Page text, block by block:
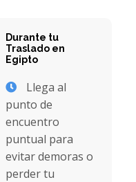
Durante tu
Traslado en
Egipto
Llega al
punto de
encuentro
puntual para
evitar demoras o
perder tu